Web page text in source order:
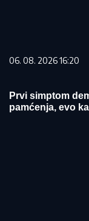
06. 08. 2026 16:20
Prvi simptom
pamćenja, evo